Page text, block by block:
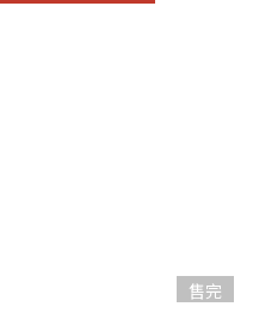
售完